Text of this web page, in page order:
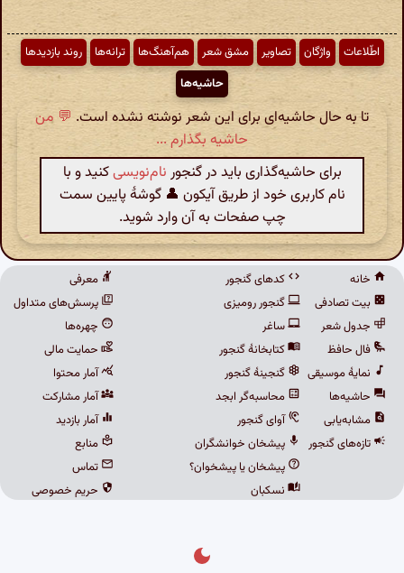
اطّلاعات واژگان تصاویر مشق شعر هم‌آهنگ‌ها ترانه‌ها
روند بازدیدها
حاشیه‌ها
تا به حال حاشیه‌ای برای این شعر نوشته نشده است. 💬 من
حاشیه بگذارم ...
برای حاشیه‌گذاری باید در گنجور نام‌نویسیکنید و با
نام کاربری خود از طریق آیکون 👤 گوشهٔ پایین سمت
چپ صفحات به آن وارد شوید.
خانه
بیت تصادفی
جدول شعر
فال حافظ
نمایهٔ موسیقی
حاشیه‌ها
مشابه‌یابی
تازه‌های گنجور
کدهای گنجور
گنجور رومیزی
ساغر
کتابخانهٔ گنجور
گنجینهٔ گنجور
محاسبه‌گر ابجد
آوای گنجور
پیشخان خوانشگران
پیشخان یا پیشخوان؟
نسکبان
معرفی
پرسش‌های متداول
چهره‌ها
حمایت مالی
آمار محتوا
آمار مشارکت
آمار بازدید
منابع
تماس
حریم خصوصی